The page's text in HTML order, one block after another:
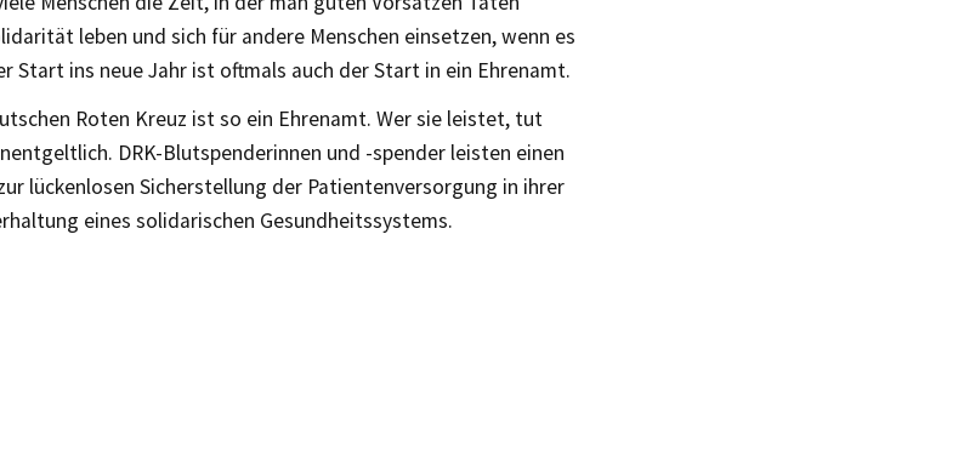
leben und sich für andere Menschen einsetzen, wenn es
Start ins neue Jahr ist oftmals auch der Start in ein Ehrenamt.
Roten Kreuz ist so ein Ehrenamt. Wer sie leistet, tut
DRK-Blutspenderinnen und -spender leisten einen
lückenlosen Sicherstellung der Patientenversorgung in ihrer
eines solidarischen Gesundheitssystems.